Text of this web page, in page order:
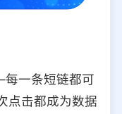
一条短链都可
点击都成为数据